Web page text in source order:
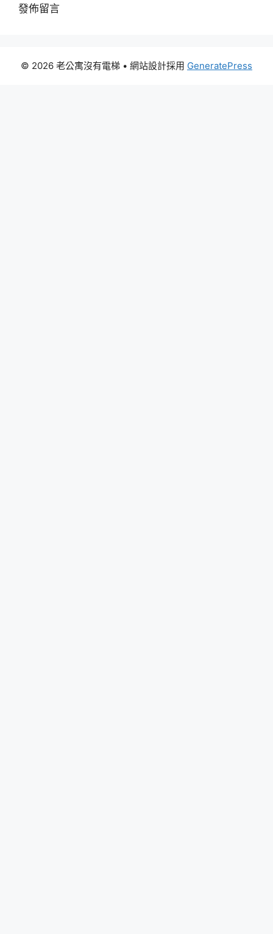
發佈留言
© 2026 老公寓沒有電梯 • 網站設計採用 GeneratePress